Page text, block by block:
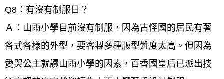
Q8：有沒有制服日？
Ａ：山雨小學目前沒有制服，因為古怪國的居民有著
各式各樣的外型，要客製多種版型難度太高。但因為
愛哭公主就讀山雨小學的因素，百香國皇后已派出技